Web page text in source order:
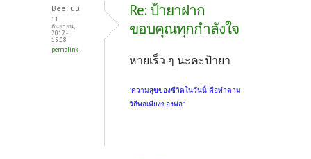
BeeFuu
11
กันยายน,
2012 -
15:08
permalink
Re: ป้ายาฝาก
ขอบคุณทุกกำลังใจ
หายเร็ว ๆ นะคะป้ายา
"ความสุขของชีวิตในวันนี้ คือทำตาม
วิถีพอเพียงของพ่อ"